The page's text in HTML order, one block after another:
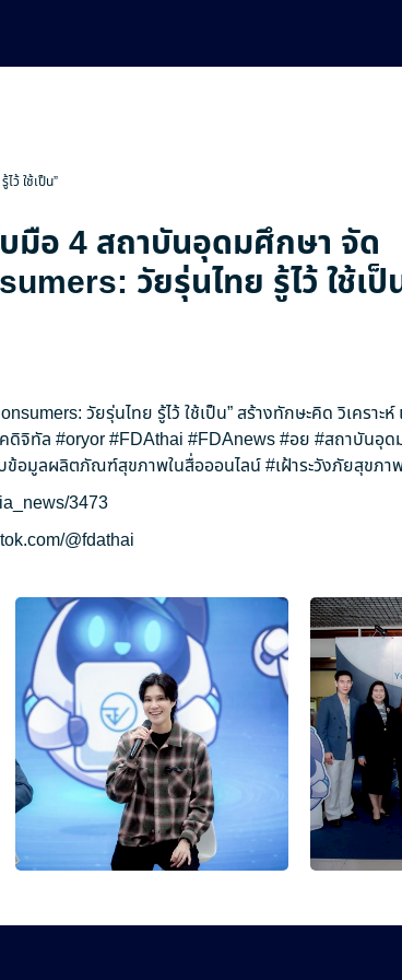
ว้ ใช้เป็น”
มือ 4 สถาบันอุดมศึกษา จัด
วัยรุ่นไทย รู้ไว้ ใช้เป็
วัยรุ่นไทย รู้ไว้ ใช้เป็น” สร้างทักษะคิด วิเคราะ
ดิจิทัล #oryor#FDAthai #FDAnews#อย #สถาบันอุด
ข้อมูลผลิตภัณฑ์สุขภาพในสื่อออนไลน์#เฝ้าระวังภัยสุขภ
3473
@fdathai